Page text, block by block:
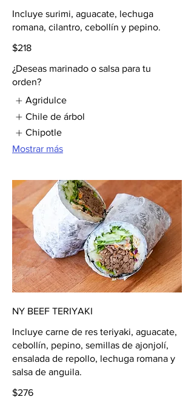
Incluye surimi, aguacate, lechuga
romana, cilantro, cebollín y pepino.
$218
¿Deseas marinado o salsa para tu
orden?
Agridulce
Chile de árbol
Chipotle
Mostrar más
NY BEEF TERIYAKI
Incluye carne de res teriyaki, aguacate,
cebollín, pepino, semillas de ajonjolí,
ensalada de repollo, lechuga romana y
salsa de anguila.
$276